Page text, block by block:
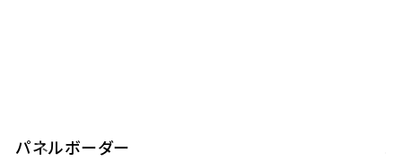
パネルボーダー